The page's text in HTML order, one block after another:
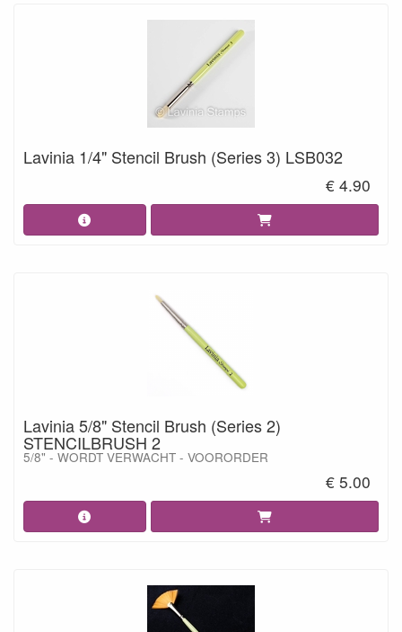
Lavinia 1/4" Stencil Brush (Series 3) LSB032
€ 4.90
Lavinia 5/8" Stencil Brush (Series 2)
STENCILBRUSH 2
5/8" - WORDT VERWACHT - VOORORDER
€ 5.00